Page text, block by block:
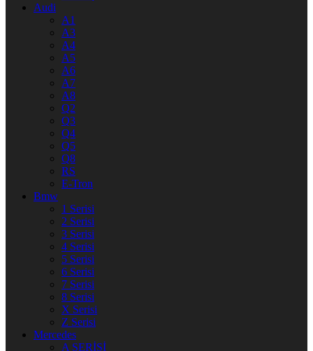
Audi
A1
A3
A4
A5
A6
A7
A8
Q2
Q3
Q4
Q5
Q8
RS
E-Tron
Bmw
1 Serisi
2 Serisi
3 Serisi
4 Serisi
5 Serisi
6 Serisi
7 Serisi
8 Serisi
X Serisi
Z Serisi
Mercedes
A SERİSİ